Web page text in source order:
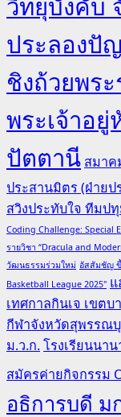
ประลองปั
ชิงถ้วยพร
พระเจ้าอ
ปัตตานี สมาค
ประสานมิตร (ฝ่าย
สวิงประทับใจ ทีมป
Coding Challenge: Special
รายวิชา “Dracula and
วัฒนธรรมร่วมใหม่ อัสสัมชัญ ขึ้
Basketball League 2025"
เทศกาลกินเจ เขตบ
กีฬาจังหวัดสุพรรณ
ม.ว.ก.โรงเรียนนา
สมัครค่ายกิจกรรม
อธิการบดี ม